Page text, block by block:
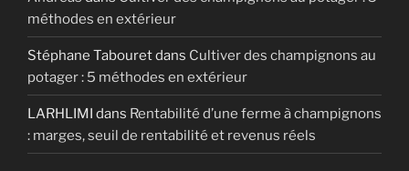
méthodes en extérieur
Stéphane Tabouretdans Cultiver des champignons au
potager : 5 méthodes en extérieur
LARHLIMI dans Rentabilité d’une ferme à champignons
: marges, seuil de rentabilité et revenus réels